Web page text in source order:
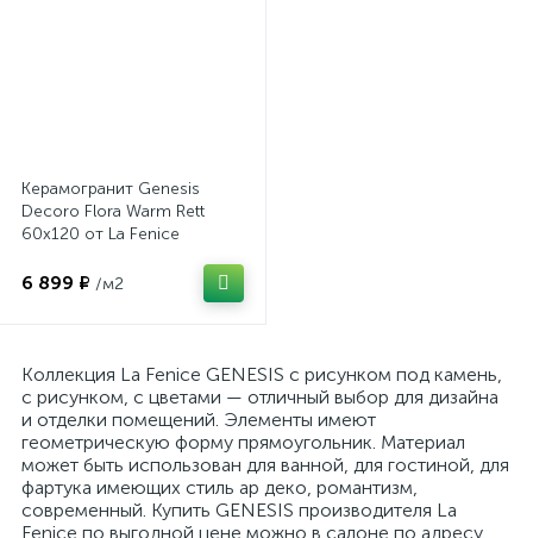
Керамогранит Genesis
Decoro Flora Warm Rett
60x120 от La Fenice
6 899 ₽ /м2
Коллекция La Fenice GENESIS с рисунком под камень,
с рисунком, с цветами — отличный выбор для дизайна
и отделки помещений. Элементы имеют
геометрическую форму прямоугольник. Материал
может быть использован для ванной, для гостиной, для
фартука имеющих стиль ар деко, романтизм,
современный. Купить GENESIS производителя La
Fenice по выгодной цене можно в салоне по адресу